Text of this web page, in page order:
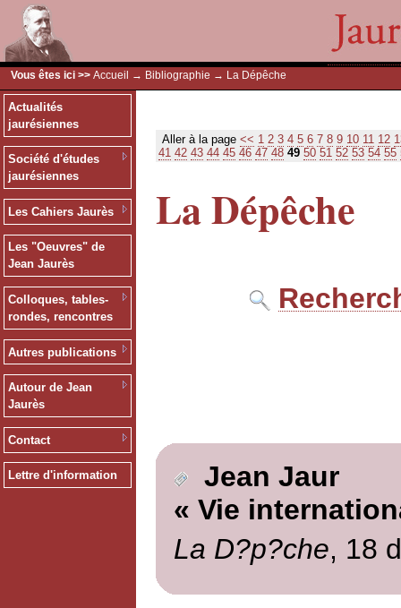
Vous êtes ici >> Accueil → Bibliographie → La Dépêche
Actualités
jaurésiennes
Société d'études
jaurésiennes
Les Cahiers Jaurès
Les "Oeuvres" de
Jean Jaurès
Colloques, tables-
rondes, rencontres
Autres publications
Autour de Jean
Jaurès
Contact
Lettre d'information
Aller à la page << 1 2 3 4 5 6 7 8 9 10 11 12
41 42 43 44 45 46 47 48 49 50 51 52 53 54 55
La Dépêche
Jean Jaur
« Vie
La D?p?che, 18